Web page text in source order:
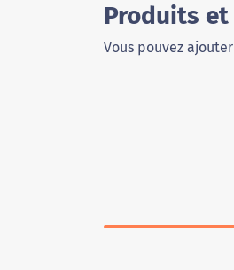
Produits et
Vous pouvez